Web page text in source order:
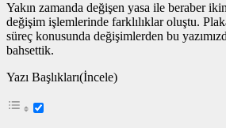
Yakın zamanda değişen yasa ile beraber
değişim işlemlerinde farklılıklar oluştu.
süreç konusunda değişimlerden bu
bahsettik.
Yazı Başlıkları(İncele)